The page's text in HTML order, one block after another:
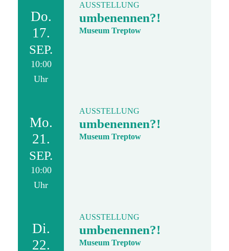
Do.
17.
SEP.
10:00
Uhr
AUSSTELLUNG
umbenennen?!
Museum Treptow
Mo.
21.
SEP.
10:00
Uhr
AUSSTELLUNG
umbenennen?!
Museum Treptow
Di.
22.
AUSSTELLUNG
umbenennen?!
Museum Treptow